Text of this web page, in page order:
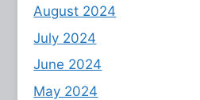
August 2024
July 2024
June 2024
May 2024